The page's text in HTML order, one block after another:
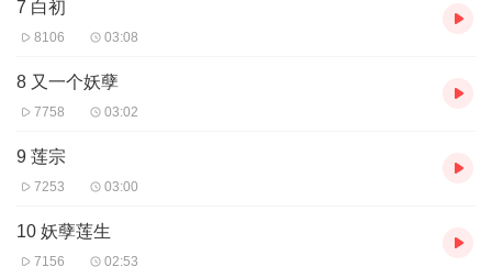
7 白初
8106 03:08
8 又一个妖孽
7758 03:02
9 莲宗
7253 03:00
10 妖孽莲生
7156 02:53